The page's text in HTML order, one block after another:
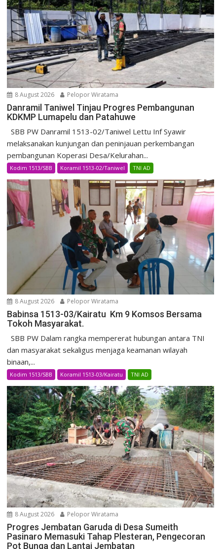
8 August 2026 Pelopor Wiratama
Danramil Taniwel Tinjau Progres Pembangunan
KDKMP Lumapelu dan Patahuwe
SBB PW Danramil 1513-02/Taniwel Lettu Inf Syawir
melaksanakan kunjungan dan peninjauan perkembangan
pembangunan Koperasi Desa/Kelurahan...
Kodim 1513/SBB Koramil 1513-02/Taniwel TNI AD
8 August 2026 Pelopor Wiratama
Babinsa 1513-03/Kairatu Km 9 Komsos Bersama
Tokoh Masyarakat.
SBB PW Dalam rangka mempererat hubungan antara TNI
dan masyarakat sekaligus menjaga keamanan wilayah
binaan,...
Kodim 1513/SBB Koramil 1513-03/Kairatu TNI AD
8 August 2026 Pelopor Wiratama
Progres Jembatan Garuda di Desa Sumeith
Pasinaro Memasuki Tahap Plesteran, Pengecoran
Pot Bunga dan Lantai Jembatan